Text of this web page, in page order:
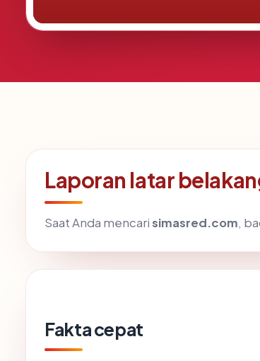
Laporan latar
Saat Anda mencarisimasred.com,
Fakta cepat